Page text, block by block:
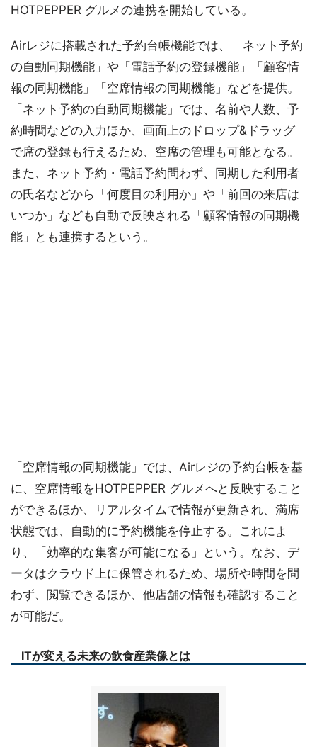
HOTPEPPER グルメの連携を開始している。
Airレジに搭載された予約台帳機能では、「ネット予約
の自動同期機能」や「電話予約の登録機能」「顧客情
報の同期機能」「空席情報の同期機能」などを提供。
「ネット予約の自動同期機能」では、名前や人数、予
約時間などの入力ほか、画面上のドロップ&ドラッグ
で席の登録も行えるため、空席の管理も可能となる。
また、ネット予約・電話予約問わず、同期した利用者
の氏名などから「何度目の利用か」や「前回の来店は
いつか」なども自動で反映される「顧客情報の同期機
能」とも連携するという。
「空席情報の同期機能」では、Airレジの予約台帳を基
に、空席情報をHOTPEPPER グルメへと反映すること
ができるほか、リアルタイムで情報が更新され、満席
状態では、自動的に予約機能を停止する。これによ
り、「効率的な集客が可能になる」という。なお、デ
ータはクラウド上に保管されるため、場所や時間を問
わず、閲覧できるほか、他店舗の情報も確認すること
が可能だ。
ITが変える未来の飲食産業像とは